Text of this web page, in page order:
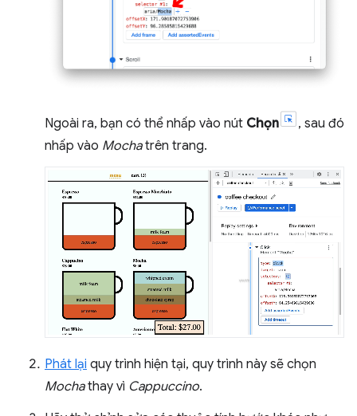
Ngoài ra, bạn có thể nhấp vào nút Chọn
, sau đó
nhấp vào Mochatrên trang.
Phát lại quy trình hiện tại, quy trình này sẽ chọn
Mochathay vì Cappuccino.